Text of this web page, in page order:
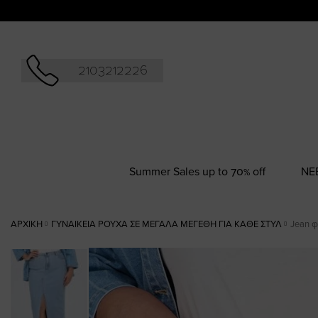
2103212226
Summer Sales up to 70% off
ΑΡΧΙΚΉ ΓΥΝΑΙΚΕΊΑ ΡΟΎΧΑ ΣΕ ΜΕΓΆΛΑ ΜΕΓΈΘΗ ΓΙΑ ΚΆΘΕ ΣΤΥΛ Jean
Skip